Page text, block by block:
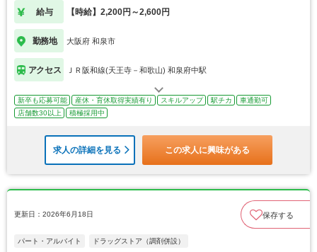
給与 【時給】2,200円～2,600円
勤務地 大阪府 和泉市
アクセス ＪＲ阪和線(天王寺－和歌山) 和泉府中駅
新卒も応募可能 産休・育休取得実績有り スキルアップ 駅チカ
車通勤可
店舗数30以上
積極採用中
求人の詳細を見る この求人に興味がある
更新日：2026年6月18日 保存する
パート・アルバイト ドラッグストア（調剤併設）